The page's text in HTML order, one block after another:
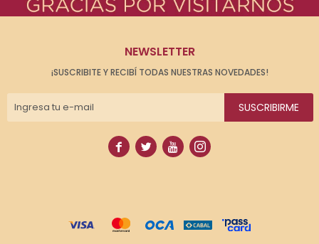
NEWSLETTER
¡SUSCRIBITE Y RECIBÍ TODAS NUESTRAS NOVEDADES!
SUSCRIBIRME
   